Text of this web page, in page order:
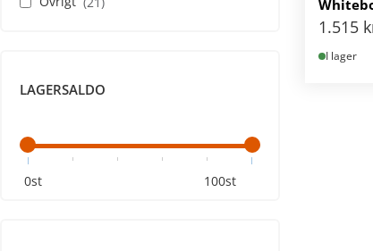
LAGERSALDO
0st 100st
1.515
I lager